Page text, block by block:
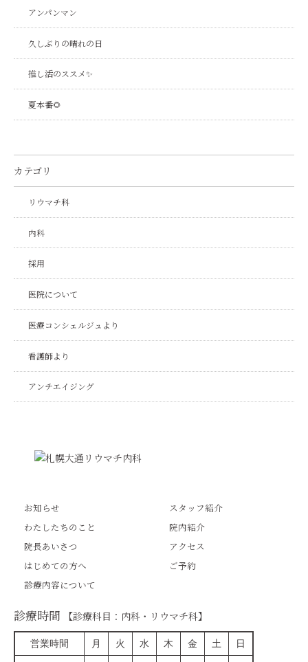
アンパンマン
久しぶりの晴れの日
推し活のススメ✨
夏本番🌻
カテゴリ
リウマチ科
内科
採用
医院について
医療コンシェルジュより
看護師より
アンチエイジング
お知らせ
わたしたちのこと
院長あいさつ
はじめての方へ
診療内容について
スタッフ紹介
院内紹介
アクセス
ご予約
診療時間 【診療科目：内科・リウマチ科】
営業時間 月 火 水 木 金 土 日